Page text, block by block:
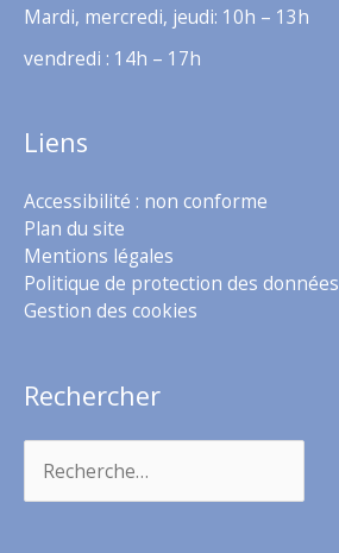
Mardi, mercredi, jeudi: 10h – 13h
vendredi : 14h – 17h
Liens
Accessibilité : non conforme
Plan du site
Mentions légales
Politique de protection des données
Gestion des cookies
Rechercher